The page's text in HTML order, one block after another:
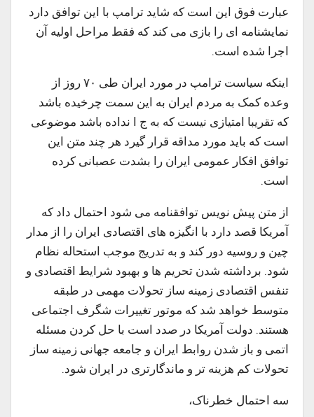
عبارت فوق این است که شاید ترامپ با این توافق دارد
نمایشنامه ای را بازی می کند که فقط مراحل اولیه آن
اجرا شده است.
اینکه سیاست ترامپ در مورد ایران طی ۷۰ روز از
وعده کمک به مردم ایران به این سمت چرخیده باشد
که تقریبا امتیازی نیست که به ج ا نداده باشد موضوعی
است که باید مورد مداقه قرار گیرد هر چند متن این
توافق افکار عمومی ایران را بشدت عصبانی کرده
است.
از متن پیش نویس توافقنامه می شود احتمال داد که
آمریکا قصد دارد با انگیزه های اقتصادی ایران را از مدار
چین و روسیه دور کند و به تدریج موجب استحاله نظام
شود. برداشته شدن تحریم ها و بهبود شرایط اقتصادی و
تنفس اقتصادی زمینه ساز تحولات مهمی در طبقه
متوسط خواهد شد که موتور تغییرات شگرف اجتماعی
هستند. دولت آمریکا در صدد است با حل کردن مسئله
اتمی و باز شدن روابط ایران و جامعه جهانی زمینه ساز
تحولات کم هزینه تر و ماندگارتری در ایران شود.
سه احتمال خطرناک،